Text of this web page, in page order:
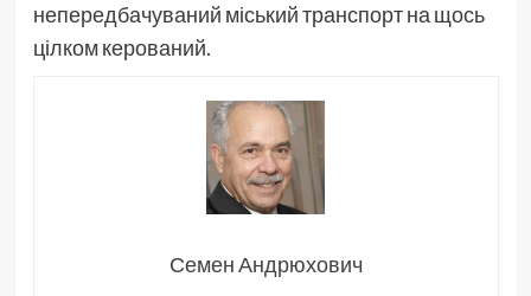
непередбачуваний міський транспорт на щось
цілком керований.
Семен Андрюхович